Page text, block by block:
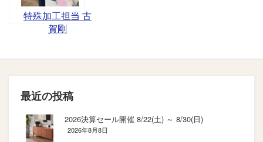
特殊加工担当 古
賀剛
最近の投稿
2026決算セール開催 8/22(土) ～ 8/30(日)
2026年8月8日